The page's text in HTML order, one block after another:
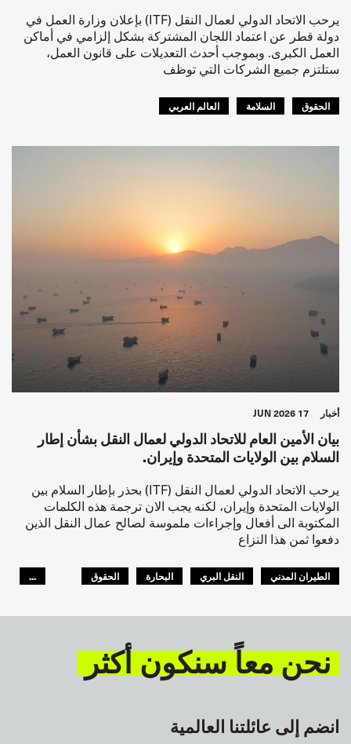
يرحب الاتحاد الدولي لعمال النقل (ITF) بإعلان وزارة العمل في
دولة قطر عن اعتماد اللجان المشتركة بشكل إلزامي في أماكن
العمل الكبرى. وبموجب أحدث التعديلات على قانون العمل،
ستلتزم جميع الشركات التي توظف
الحقوق السلامة العالم العربي
أخبار 17 JUN 2026
بيان الأمين العام للاتحاد الدولي لعمال النقل بشأن إطار
السلام بين الولايات المتحدة وإيران.
يرحب الاتحاد الدولي لعمال النقل (ITF) بحذر بإطار السلام بين
الولايات المتحدة وإيران، لكنه يجب الان ترجمة هذه الكلمات
المكتوبة الى أفعال وإجراءات ملموسة لصالح عمال النقل الذين
دفعوا ثمن هذا النزاع
الطيران المدني النقل البري البحارة
الحقوق
...
نحن معاً سنكون أكثر
انضم إلى عائلتنا العالمية